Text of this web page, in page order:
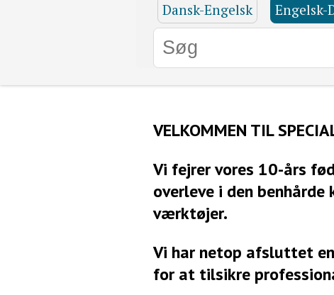
Dansk-Engelsk Engelsk-
VELKOMMEN TIL
Vi fejrer vores 10-års
overleve i den
værktøjer.
Vi har netop afsluttet
for at tilsikre